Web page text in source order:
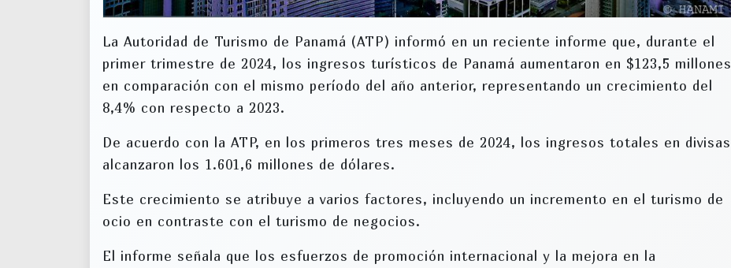
La Autoridad de Turismo de Panamá (ATP) informó en un reciente informe que, durante el
primer trimestre de 2024, los ingresos turísticos de Panamá aumentaron en $123,5 millones
en comparación con el mismo período del año anterior, representando un crecimiento del
8,4% con respecto a 2023.
De acuerdo con la ATP, en los primeros tres meses de 2024, los ingresos totales en divisas
alcanzaron los 1.601,6 millones de dólares.
Este crecimiento se atribuye a varios factores, incluyendo un incremento en el turismo de
ocio en contraste con el turismo de negocios.
El informe señala que los esfuerzos de promoción internacional y la mejora en la